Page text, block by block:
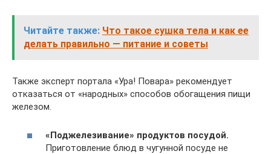
Читайте также: Что такое сушка тела и как ее
делать правильно — питание и советы
Также эксперт портала «Ура! Повара» рекомендует
отказаться от «народных» способов обогащения пищи
железом.
«Поджелезивание» продуктов посудой.
Приготовление блюд в чугунной посуде не